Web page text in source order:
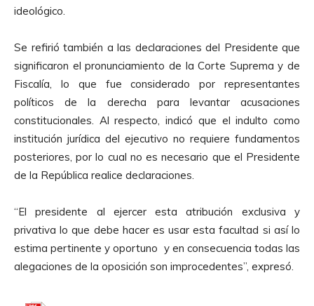
ideológico.
Se refirió también a las declaraciones del Presidente que
significaron el pronunciamiento de la Corte Suprema y de
Fiscalía, lo que fue considerado por representantes
políticos de la derecha para levantar acusaciones
constitucionales. Al respecto, indicó que el indulto como
institución jurídica del ejecutivo no requiere fundamentos
posteriores, por lo cual no es necesario que el Presidente
de la República realice declaraciones.
“El presidente al ejercer esta atribución exclusiva y
privativa lo que debe hacer es usar esta facultad si así lo
estima pertinente y oportuno y en consecuencia todas las
alegaciones de la oposición son improcedentes”, expresó.